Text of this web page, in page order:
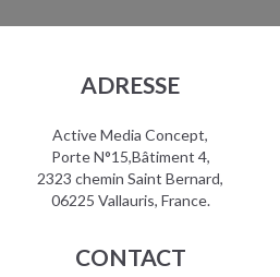
ADRESSE
Active Media Concept,
Porte N°15,Bâtiment 4,
2323 chemin Saint Bernard,
06225 Vallauris, France.
CONTACT